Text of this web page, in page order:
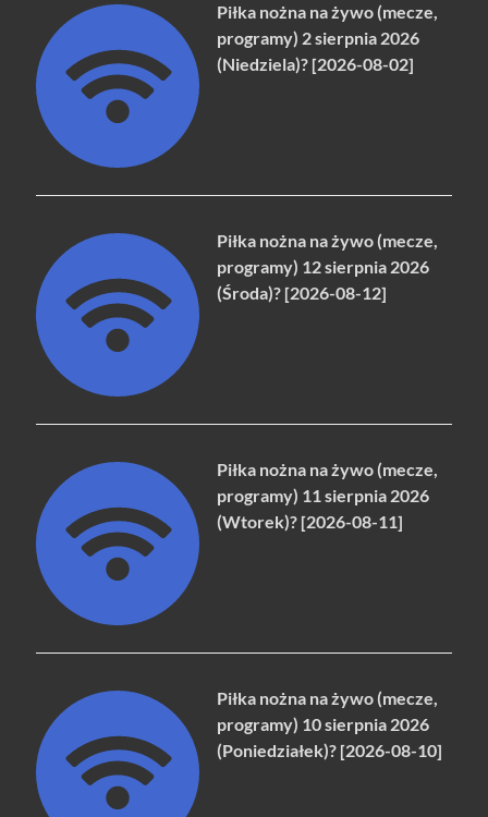
Piłka nożna na żywo (mecze,
programy) 2 sierpnia 2026
(Niedziela)? [2026-08-02]
Piłka nożna na żywo (mecze,
programy) 12 sierpnia 2026
(Środa)? [2026-08-12]
Piłka nożna na żywo (mecze,
programy) 11 sierpnia 2026
(Wtorek)? [2026-08-11]
Piłka nożna na żywo (mecze,
programy) 10 sierpnia 2026
(Poniedziałek)? [2026-08-10]